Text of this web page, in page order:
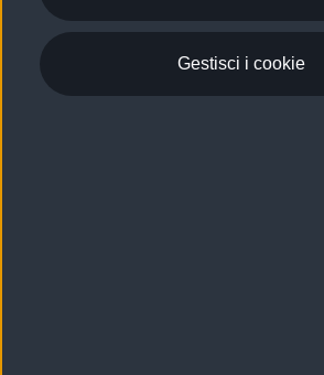
Gestisci i cookie